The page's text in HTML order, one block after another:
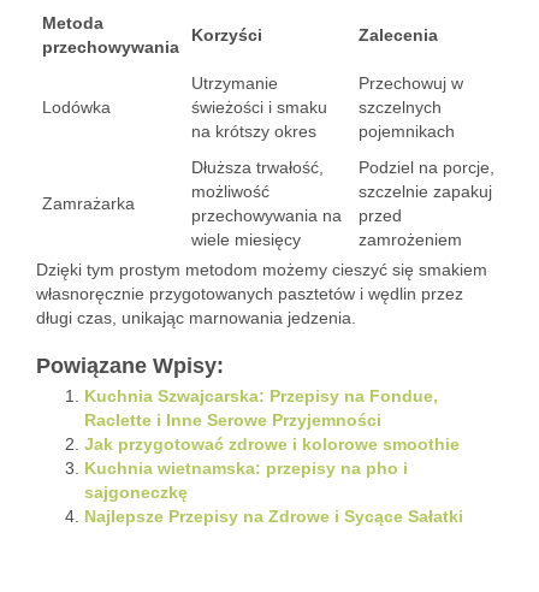
Metoda
przechowywania
Korzyści Zalecenia
Lodówka
Utrzymanie
świeżości i smaku
na krótszy okres
Przechowuj w
szczelnych
pojemnikach
Zamrażarka
Dłuższa trwałość,
możliwość
przechowywania na
wiele miesięcy
Podziel na porcje,
szczelnie zapakuj
przed
zamrożeniem
Dzięki tym prostym metodom możemy cieszyć się smakiem
własnoręcznie przygotowanych pasztetów i wędlin przez
długi czas, unikając marnowania jedzenia.
Powiązane Wpisy:
Kuchnia Szwajcarska: Przepisy na Fondue,
Raclette i Inne Serowe Przyjemności
Jak przygotować zdrowe i kolorowe smoothie
Kuchnia wietnamska: przepisy na pho i
sajgoneczkę
Najlepsze Przepisy na Zdrowe i Sycące Sałatki